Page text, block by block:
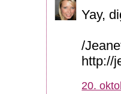
Yay,
/
http://
20.